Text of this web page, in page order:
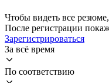
Чтобы видеть все
После регистрации
Зарегистрироваться
За всё время
По соответствию